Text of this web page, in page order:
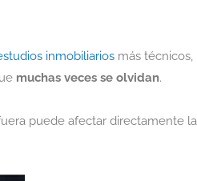
inmobiliarios más técnicos,
muchas veces se olvidan.
puede afectar directamente la